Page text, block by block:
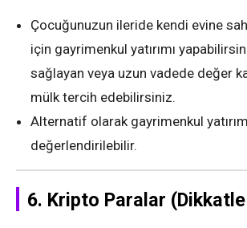
Çocuğunuzun ileride kendi evine
için gayrimenkul yatırımı
sağlayan veya uzun vadede değer
mülk tercih edebilirsiniz.
Alternatif olarak gayrimenkul
değerlendirilebilir.
6. Kripto Paralar (Dikkatle